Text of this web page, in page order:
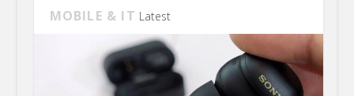
MOBILE & IT Latest